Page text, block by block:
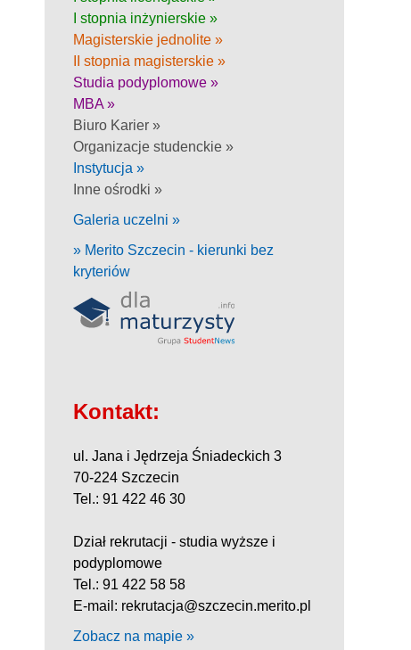
I stopnia inżynierskie »
Magisterskie jednolite »
II stopnia magisterskie »
Studia podyplomowe »
MBA »
Biuro Karier »
Organizacje studenckie »
Instytucja »
Inne ośrodki »
Galeria uczelni »
» Merito Szczecin - kierunki bez
kryteriów
Kontakt:
ul. Jana i Jędrzeja Śniadeckich 3
70-224 Szczecin
Tel.: 91 422 46 30
Dział rekrutacji - studia wyższe i
podyplomowe
Tel.: 91 422 58 58
E-mail: rekrutacja@szczecin.merito.pl
Zobacz na mapie »